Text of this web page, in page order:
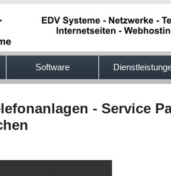
Software
- Service